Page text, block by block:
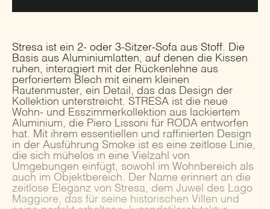
Stresa ist ein 2- oder 3-Sitzer-Sofa aus Stoff. Die
Basis aus Aluminiumlatten, auf denen die Kissen
ruhen, interagiert mit der Rückenlehne aus
perforiertem Blech mit einem kleinen
Rautenmuster, ein Detail, das das Design der
Kollektion unterstreicht. STRESA ist die neue
Wohn- und Esszimmerkollektion aus lackiertem
Aluminium, die Piero Lissoni für RODA entworfen
hat. Mit ihrem essentiellen und raffinierten Design
in der Ausführung Smoke ist es eine zeitlose Linie,
die sich mühelos in eine Vielzahl von
Umgebungen einfügt, sowohl im Wohnbereich als
auch im Objektbereich. Der Name erinnert an die
zeitlose Eleganz von Stresa, dem Juwel des Lago
Maggiore, das für seine historischen Villen und